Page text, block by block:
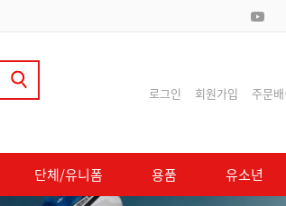
로그인 회원가입 주문
단체/유니폼 용품 유소년